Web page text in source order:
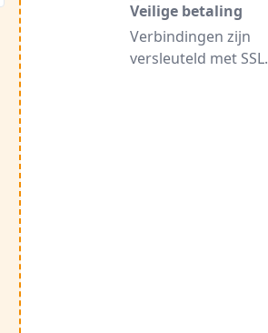
Veilige betaling
Verbindingen zijn
versleuteld met SSL.